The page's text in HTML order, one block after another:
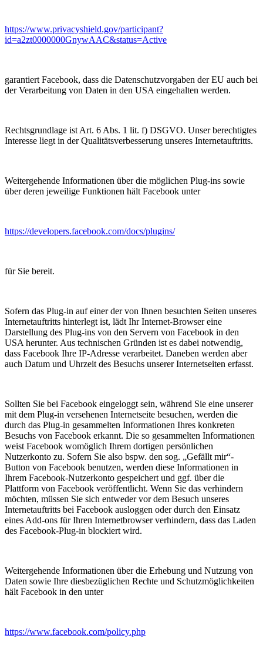
https://www.privacyshield.gov/participant?
id=a2zt0000000GnywAAC&status=Active
garantiert Facebook, dass die Datenschutzvorgaben der EU auch bei
der Verarbeitung von Daten in den USA eingehalten werden.
Rechtsgrundlage ist Art. 6 Abs. 1 lit. f) DSGVO. Unser berechtigtes
Interesse liegt in der Qualitätsverbesserung unseres Internetauftritts.
Weitergehende Informationen über die möglichen Plug-ins sowie
über deren jeweilige Funktionen hält Facebook unter
https://developers.facebook.com/docs/plugins/
für Sie bereit.
Sofern das Plug-in auf einer der von Ihnen besuchten Seiten unseres
Internetauftritts hinterlegt ist, lädt Ihr Internet-Browser eine
Darstellung des Plug-ins von den Servern von Facebook in den
USA herunter. Aus technischen Gründen ist es dabei notwendig,
dass Facebook Ihre IP-Adresse verarbeitet. Daneben werden aber
auch Datum und Uhrzeit des Besuchs unserer Internetseiten erfasst.
Sollten Sie bei Facebook eingeloggt sein, während Sie eine unserer
mit dem Plug-in versehenen Internetseite besuchen, werden die
durch das Plug-in gesammelten Informationen Ihres konkreten
Besuchs von Facebook erkannt. Die so gesammelten Informationen
weist Facebook womöglich Ihrem dortigen persönlichen
Nutzerkonto zu. Sofern Sie also bspw. den sog. „Gefällt mir“-
Button von Facebook benutzen, werden diese Informationen in
Ihrem Facebook-Nutzerkonto gespeichert und ggf. über die
Plattform von Facebook veröffentlicht. Wenn Sie das verhindern
möchten, müssen Sie sich entweder vor dem Besuch unseres
Internetauftritts bei Facebook ausloggen oder durch den Einsatz
eines Add-ons für Ihren Internetbrowser verhindern, dass das Laden
des Facebook-Plug-in blockiert wird.
Weitergehende Informationen über die Erhebung und Nutzung von
Daten sowie Ihre diesbezüglichen Rechte und Schutzmöglichkeiten
hält Facebook in den unter
https://www.facebook.com/policy.php